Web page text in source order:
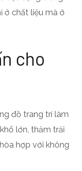
ở chất liệu mà ở
cho
đồ trang trí làm
lớn, thảm trải
hợp với không